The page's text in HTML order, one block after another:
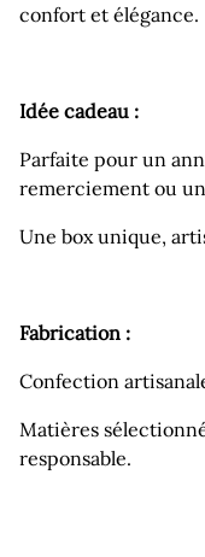
confort et élégance.
Idée cadeau :
Parfaite pour un
remerciement ou
Une box unique,
Fabrication :
Confection
Matières
responsable.